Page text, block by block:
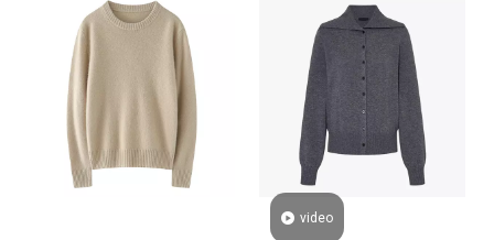
kabëll me xhaketë pulovër zinxhirë të lehtë për dimër
të vjeshtës
video